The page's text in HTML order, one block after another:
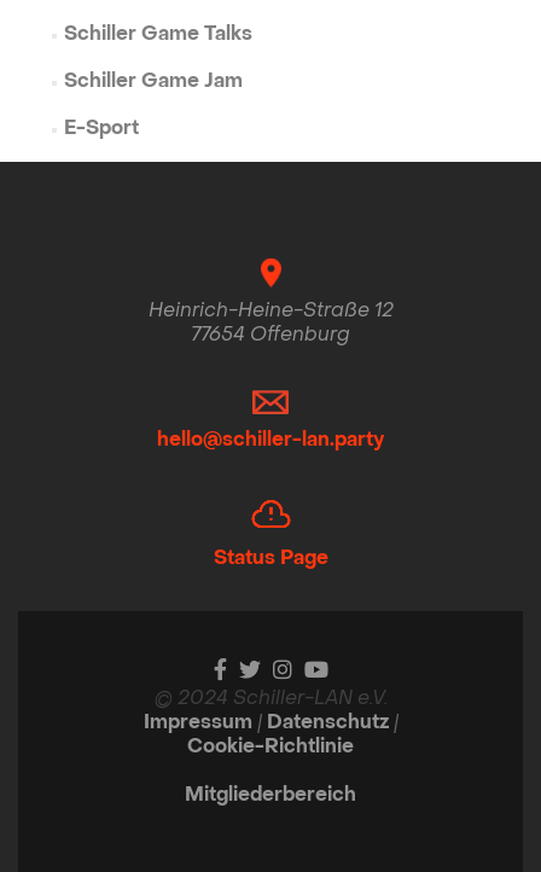
Schiller Game Talks
Schiller Game Jam
E-Sport
Heinrich-Heine-Straße 12
77654 Offenburg
hello@schiller-lan.party
Status Page
© 2024 Schiller-LAN e.V.
Impressum | Datenschutz|
Cookie-Richtlinie
Mitgliederbereich